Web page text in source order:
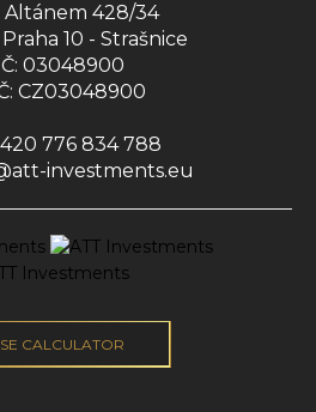
Altánem 428/34
10 - Strašnice
03048900
CZ03048900
776 834 788
investments.eu
CALCULATOR